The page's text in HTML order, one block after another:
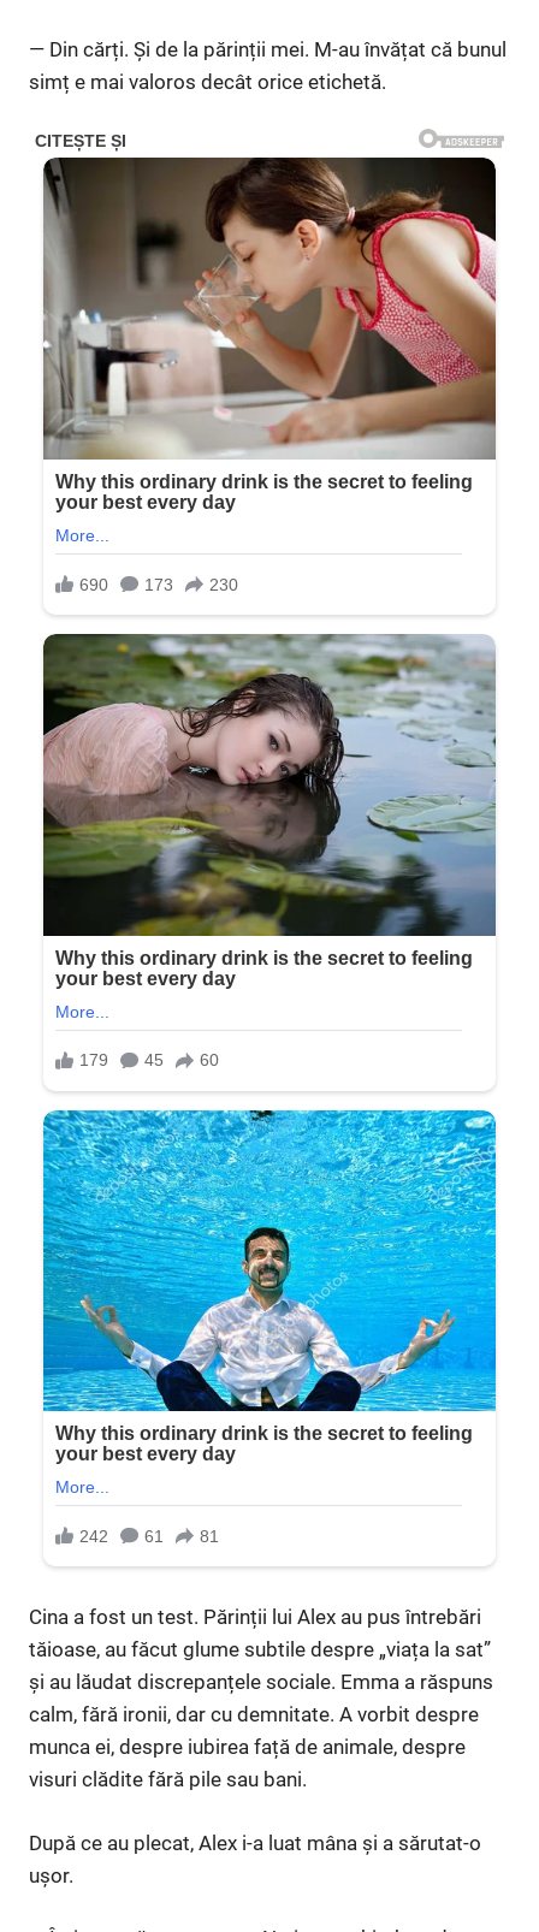
— Din cărți. Și de la părinții mei. M-au învățat că bunul
simț e mai valoros decât orice etichetă.
Cina a fost un test. Părinții lui Alex au pus întrebări
tăioase, au făcut glume subtile despre „viața la sat”
și au lăudat discrepanțele sociale. Emma a răspuns
calm, fără ironii, dar cu demnitate. A vorbit despre
munca ei, despre iubirea față de animale, despre
visuri clădite fără pile sau bani.
După ce au plecat, Alex i-a luat mâna și a sărutat-o
ușor.